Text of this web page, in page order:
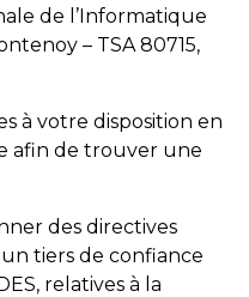
de l’Informatique
– TSA 80715,
à votre disposition en
afin de trouver une
des directives
tiers de confiance
relatives à la